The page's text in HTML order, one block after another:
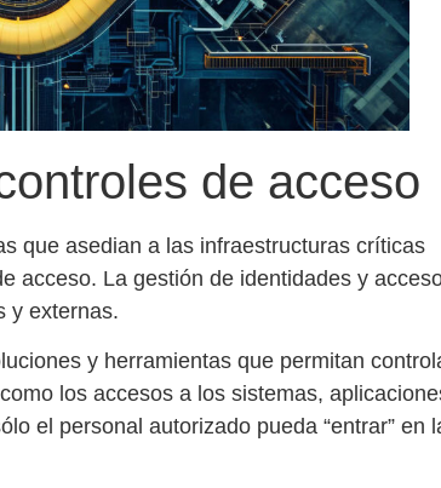
de acceso
que asedian a las infraestructuras críticas
acceso. La gestión de identidades y
y externas.
y herramientas que permitan
los accesos a los sistemas,
el personal autorizado pueda “entrar” en